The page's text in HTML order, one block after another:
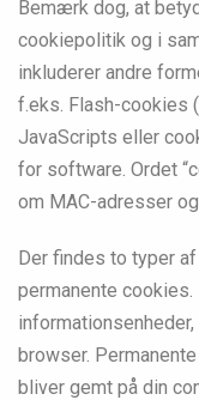
Bemærk dog, at
cookiepolitik og i
inkluderer andre
f.eks. Flash-cookies
JavaScripts eller
for software. Ordet
om MAC-adresser
Der findes to typer
permanente
browser.
bliver gemt på din